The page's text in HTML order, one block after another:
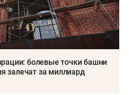
болевые точки башни
залечат за миллиард